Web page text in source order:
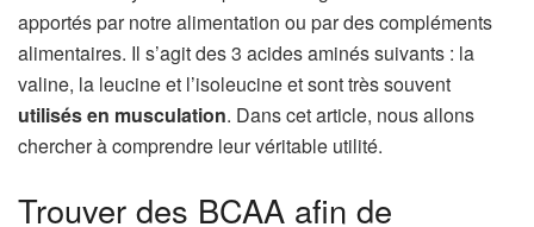
apportés par notre alimentation ou par des compléments
alimentaires. Il s’agit des 3 acides aminés suivants : la
valine, la leucine et l’isoleucine et sont très souvent
utilisés en musculation. Dans cet article, nous allons
chercher à comprendre leur véritable utilité.
Trouver des BCAA afin de